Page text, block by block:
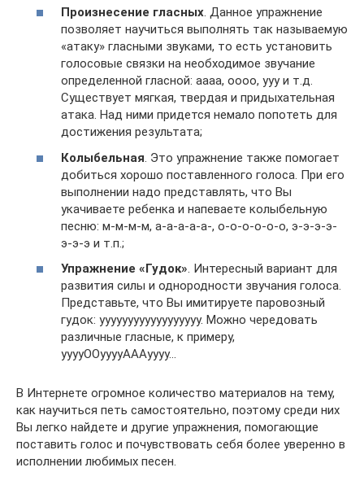
Произнесение гласных. Данное упражнение
позволяет научиться выполнять так называемую
«атаку» гласными звуками, то есть установить
голосовые связки на необходимое звучание
определенной гласной: аааа, оооо, ууу и т.д.
Существует мягкая, твердая и придыхательная
атака. Над ними придется немало попотеть для
достижения результата;
Колыбельная . Это упражнение также помогает
добиться хорошо поставленного голоса. При его
выполнении надо представлять, что Вы
укачиваете ребенка и напеваете колыбельную
песню: м-м-м-м, а-а-а-а-а-, о-о-о-о-о-о, э-э-э-э-
э-э-э и т.п.;
Упражнение «Гудок». Интересный вариант для
развития силы и однородности звучания голоса.
Представьте, что Вы имитируете паровозный
гудок: уууууууууууууууууу. Можно чередовать
различные гласные, к примеру,
ууууООууууАААуууу…
В Интернете огромное количество материалов на тему,
как научиться петь самостоятельно, поэтому среди них
Вы легко найдете и другие упражнения, помогающие
поставить голос и почувствовать себя более уверенно в
исполнении любимых песен.